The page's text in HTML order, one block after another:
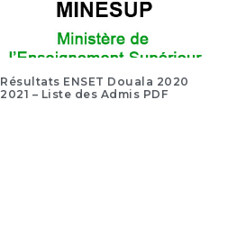
Résultats ENSET Douala 2020
2021 – Liste des Admis PDF